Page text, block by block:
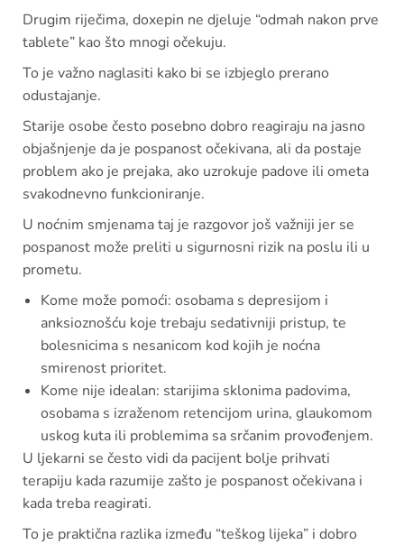
Drugim riječima, doxepin ne djeluje “odmah nakon prve
tablete” kao što mnogi očekuju.
To je važno naglasiti kako bi se izbjeglo prerano
odustajanje.
Starije osobe često posebno dobro reagiraju na jasno
objašnjenje da je pospanost očekivana, ali da postaje
problem ako je prejaka, ako uzrokuje padove ili ometa
svakodnevno funkcioniranje.
U noćnim smjenama taj je razgovor još važniji jer se
pospanost može preliti u sigurnosni rizik na poslu ili u
prometu.
Kome može pomoći: osobama s depresijom i
anksioznošću koje trebaju sedativniji pristup, te
bolesnicima s nesanicom kod kojih je noćna
smirenost prioritet.
Kome nije idealan: starijima sklonima padovima,
osobama s izraženom retencijom urina, glaukomom
uskog kuta ili problemima sa srčanim provođenjem.
U ljekarni se često vidi da pacijent bolje prihvati
terapiju kada razumije zašto je pospanost očekivana i
kada treba reagirati.
To je praktična razlika između “teškog lijeka” i dobro